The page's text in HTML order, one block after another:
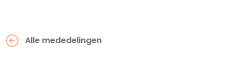
Alle mededelingen